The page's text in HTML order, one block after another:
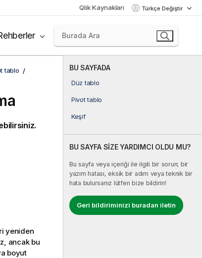
Qlik Kaynakları Türkçe Değiştir
BU SAYFADA
Düz tablo
Pivot tablo
Keşif
BU SAYFA SİZE YARDIMCI OLDU MU?
Bu sayfa veya içeriği ile ilgili bir sorun; bir
yazım hatası, eksik bir adım veya teknik bir
hata bulursanız lütfen bize bildirin!
Geri bildiriminizi buradan iletin
tablo
yeniden
ancak bu
boyut